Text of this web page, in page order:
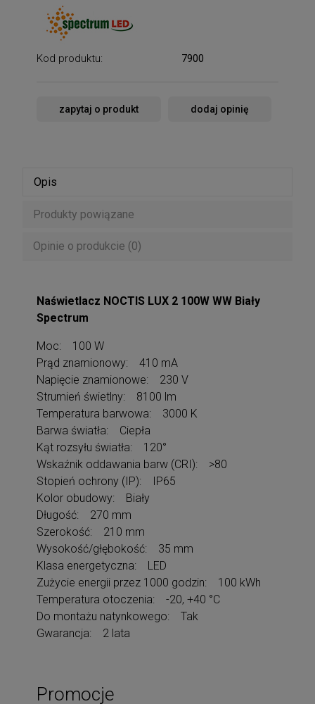
Kod produktu: 7900
zapytaj o produkt dodaj opinię
Opis
Produkty powiązane
Opinie o produkcie (0)
Naświetlacz NOCTIS LUX 2 100W WW Biały
Spectrum
Moc: 100 W
Prąd znamionowy: 410 mA
Napięcie znamionowe: 230 V
Strumień świetlny: 8100 lm
Temperatura barwowa: 3000 K
Barwa światła: Ciepła
Kąt rozsyłu światła: 120°
Wskaźnik oddawania barw (CRI): >80
Stopień ochrony (IP): IP65
Kolor obudowy: Biały
Długość: 270 mm
Szerokość: 210 mm
Wysokość/głębokość: 35 mm
Klasa energetyczna: LED
Zużycie energii przez 1000 godzin: 100 kWh
Temperatura otoczenia: -20, +40 °C
Do montażu natynkowego: Tak
Gwarancja: 2 lata
Promocje